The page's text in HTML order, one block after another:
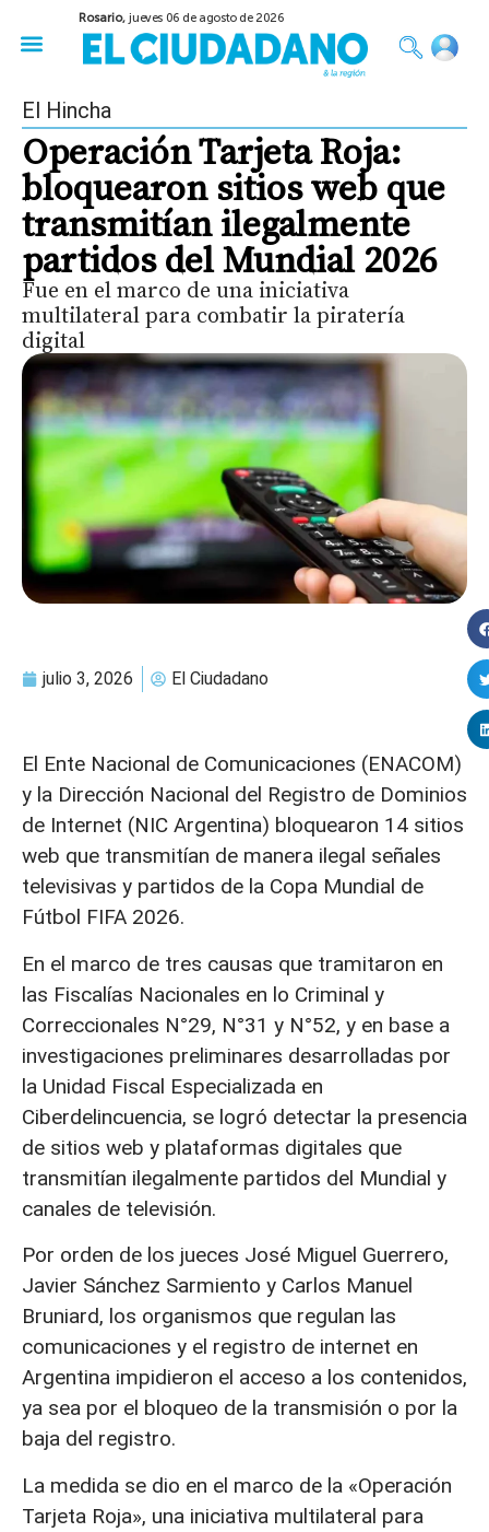
Rosario,jueves 06 de agosto de 2026
El Hincha
Operación Tarjeta Roja:
bloquearon sitios web que
transmitían ilegalmente
partidos del Mundial 2026
Fue en el marco de una iniciativa
multilateral para combatir la piratería
digital
julio 3, 2026 El Ciudadano
El Ente Nacional de Comunicaciones (ENACOM)
y la Dirección Nacional del Registro de Dominios
de Internet (NIC Argentina) bloquearon 14 sitios
web que transmitían de manera ilegal señales
televisivas y partidos de la Copa Mundial de
Fútbol FIFA 2026.
En el marco de tres causas que tramitaron en
las Fiscalías Nacionales en lo Criminal y
Correccionales N°29, N°31 y N°52, y en base a
investigaciones preliminares desarrolladas por
la Unidad Fiscal Especializada en
Ciberdelincuencia, se logró detectar la presencia
de sitios web y plataformas digitales que
transmitían ilegalmente partidos del Mundial y
canales de televisión.
Por orden de los jueces José Miguel Guerrero,
Javier Sánchez Sarmiento y Carlos Manuel
Bruniard, los organismos que regulan las
comunicaciones y el registro de internet en
Argentina impidieron el acceso a los contenidos,
ya sea por el bloqueo de la transmisión o por la
baja del registro.
La medida se dio en el marco de la «Operación
Tarjeta Roja», una iniciativa multilateral para